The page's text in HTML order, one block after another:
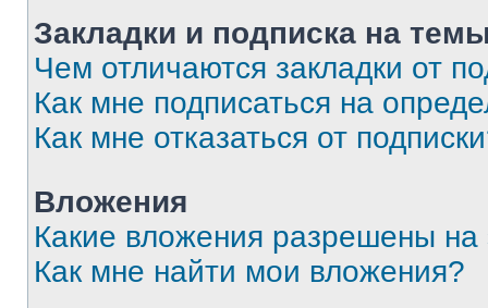
Закладки и подписка на
Чем отличаются закладки от
Как мне подписаться на
Как мне отказаться от
Вложения
Какие вложения разрешены
Как мне найти мои вложения?